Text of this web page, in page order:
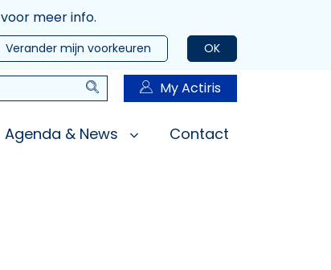
voor meer info.
OK
Verander mijn voorkeuren
Zoeken My Actiris
Agenda & News Contact